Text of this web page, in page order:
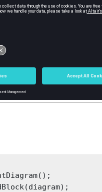
the info button is